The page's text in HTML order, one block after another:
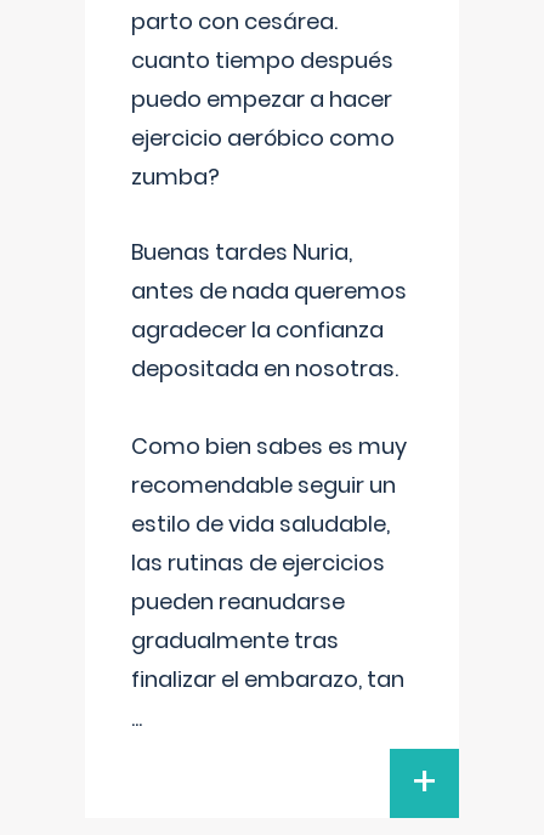
parto con cesárea.
cuanto tiempo después
puedo empezar a hacer
ejercicio aeróbico como
zumba?
Buenas tardes Nuria,
antes de nada queremos
agradecer la confianza
depositada en nosotras.
Como bien sabes es muy
recomendable seguir un
estilo de vida saludable,
las rutinas de ejercicios
pueden reanudarse
gradualmente tras
finalizar el embarazo, tan
...
+